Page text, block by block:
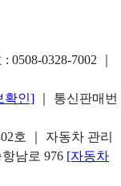
: 0508-0328-7002
확인]
｜ 통신판매번
호 ｜ 자동차 관리
남로 976 [자동차